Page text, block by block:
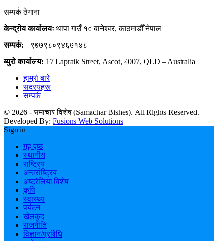
सम्पर्क ठेगाना
केन्द्रीय कार्यालयः थापा गाउँ १० बानेश्वर, काठमाडौँ नेपाल
सम्पर्क: +९७७९८०९४६७१४८
ब्युरो कार्यालय: 17 Lapraik Street, Ascot, 4007, QLD – Australia
हाम्रो बारे
सदस्यहरू
सम्पर्क
© 2026 - समाचार विशेष (Samachar Bishes). All Rights Reserved.
Developed By: Fusions Web Solutions
Sign in
गृह पृष्ठ
स्थानीय
राष्ट्रिय
अन्तर्राष्ट्रिय
अष्ट्रेलिया विशेष
कृषि
स्वास्थ्य
पर्यटन
खेलकूद
राजनीति
विज्ञान/प्रविधि